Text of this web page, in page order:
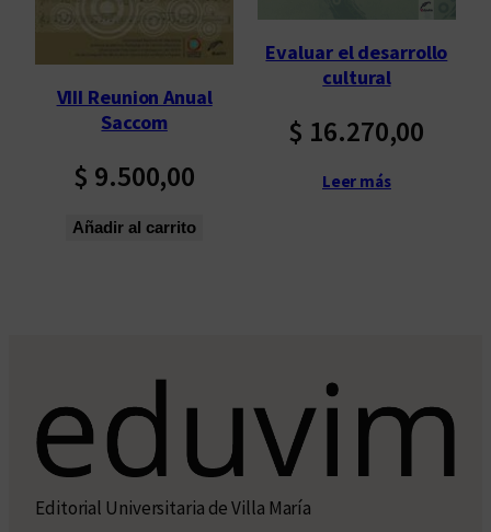
ú
l
t
i
VIII Reunion Anual
Saccom
$ 9.500,00
Añadir al carrito
Evaluar el desarrollo
cultural
$ 16.270,00
Leer más
Editorial Universitaria de Villa María